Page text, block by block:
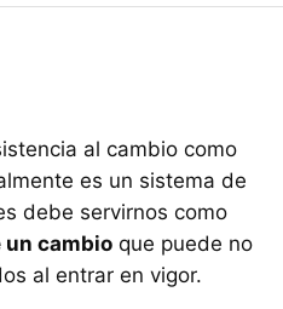
al cambio como
es un sistema de
debe servirnos como
un cambio que puede no
al entrar en vigor.